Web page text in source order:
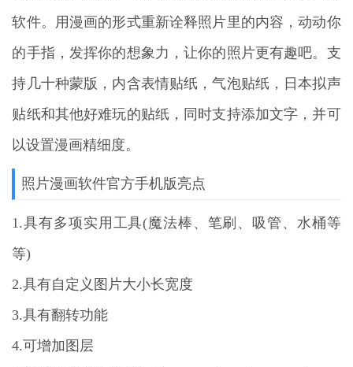
软件。用漫画的形式重新诠释照片里的内容，动动你
的手指，发挥你的想象力，让你的照片更有趣吧。支
持几十种蒙版，内含表情贴纸，气泡贴纸，日本拟声
贴纸和其他好难玩的贴纸，同时支持添加文字，并可
以设置漫画精细度。
照片漫画软件官方手机版亮点
1.具有多项实用工具(魔法棒、笔刷、吸管、水桶等
等)
2.具有自定义图片大小长宽度
3.具有翻转功能
4.可增加图层